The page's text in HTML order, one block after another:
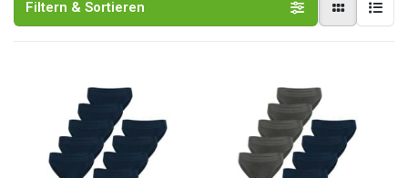
Filtern & Sortieren